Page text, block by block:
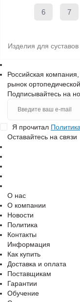
6 7
Изделия для
Российская
рынок
Подписывайтесь на
Я прочитал
Оставайтесь на связи
О нас
О компании
Новости
Политика
Контакты
Информация
Как купить
Доставка и оплата
Поставщикам
Гарантии
Обучение